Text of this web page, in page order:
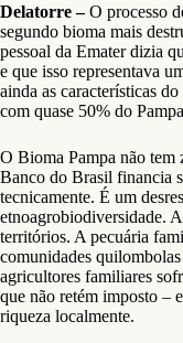
Delatorre –O processo
segundo bioma mais
pessoal da Emater dizia
e que isso representava
ainda as características
com quase 50% do
O Bioma Pampa não tem
Banco do Brasil financia
tecnicamente. É um
etnoagrobiodiversidade.
territórios. A pecuária
comunidades
agricultores familiares
que não retém imposto –
riqueza localmente.